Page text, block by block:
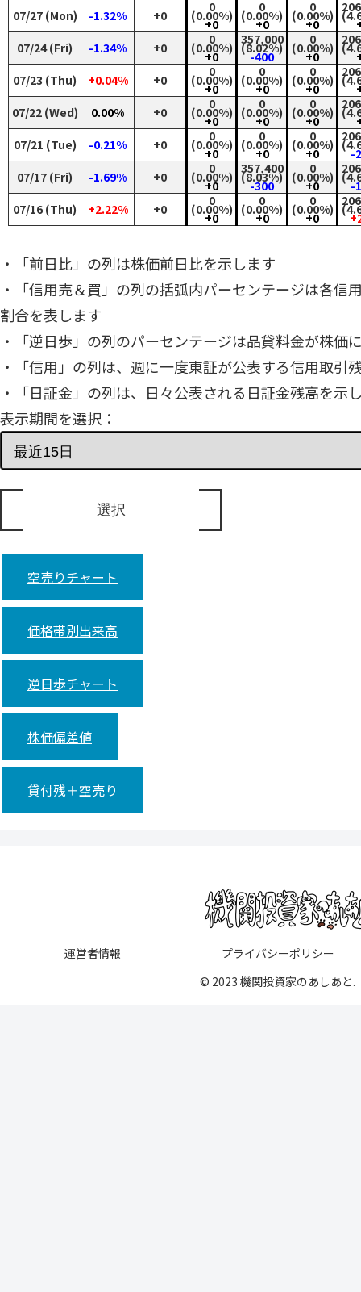
07/27 (Mon)
-1.32% +0
0
(0.00%)
+0
0
(0.00%)
+0
0
(0.00%)
+0
07/24 (Fri)
-1.34% +0
0
(0.00%)
+0
357,000
(8.02%)
-400
0
(0.00%)
+0
07/23 (Thu)
+0.04% +0
0
(0.00%)
+0
0
(0.00%)
+0
0
(0.00%)
+0
07/22 (Wed)
0.00% +0
0
(0.00%)
+0
0
(0.00%)
+0
0
(0.00%)
+0
07/21 (Tue)
-0.21% +0
0
(0.00%)
+0
0
(0.00%)
+0
0
(0.00%)
+0
-
07/17 (Fri)
-1.69% +0
0
(0.00%)
+0
357,400
(8.03%)
-300
0
(0.00%)
+0
-
07/16 (Thu)
+2.22% +0
0
(0.00%)
+0
0
(0.00%)
+0
0
(0.00%)
+0
・「前日比」の列は株価前日比を示します
・「信用売＆買」の列の括弧内パーセンテージは各信
割合を表します
・「逆日歩」の列のパーセンテージは品貸料金が株価
・「信用」の列は、週に一度東証が公表する信用取引
・「日証金」の列は、日々公表される日証金残高を示
表示期間を選択：
空売りチャート
価格帯別出来高
逆日歩チャート
株価偏差値
貸付残＋空売り
運営者情報
プライバシーポリシー
© 2023 機関投資家のあしあと.